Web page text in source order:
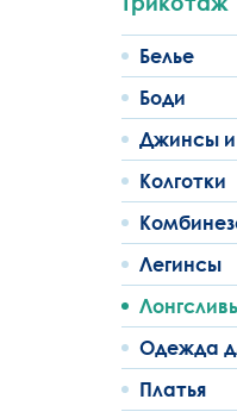
Белье
Боди
Джинсы
Колготки
Легинсы
Одежда
Платья